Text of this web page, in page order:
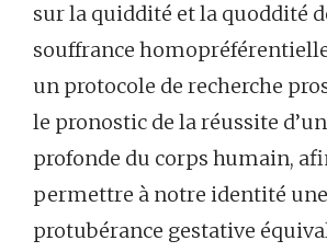
sur la quiddité et la quoddité
souffrance
un protocole de recherche
le pronostic de la réussite
profonde du corps humain,
permettre à notre identité une
protubérance gestative